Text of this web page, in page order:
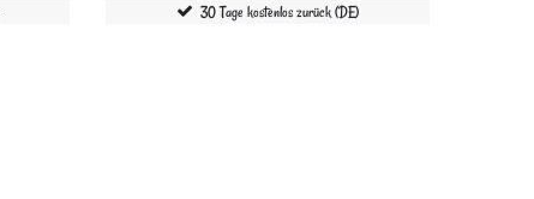
30 Tage kostenlos zurück (DE)